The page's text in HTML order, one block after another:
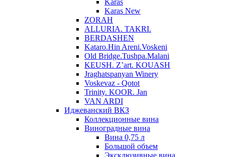
Karas
Karas New
ZORAH
ALLURIA. TAKRI.
BERDASHEN
Kataro.Hin Areni.Voskeni
Old Bridge.Tushpa.Malani
KEUSH. Z’art. KOUASH
Jraghatspanyan Winery
Voskevaz - Qotot
Trinity. KOOR. Jan
VAN ARDI
Иджеванский ВКЗ
Коллекционные вина
Виноградные вина
Вина 0,75 л
Большой объем
Эксклюзивные вина